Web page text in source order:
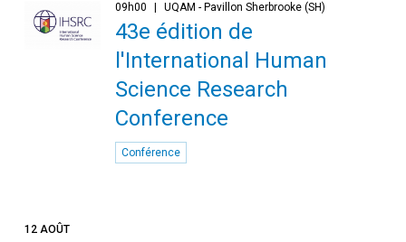
09h00 UQAM - Pavillon Sherbrooke (SH)
43e édition de
l'International Human
Science Research
Conference
Conférence
12 AOÛT